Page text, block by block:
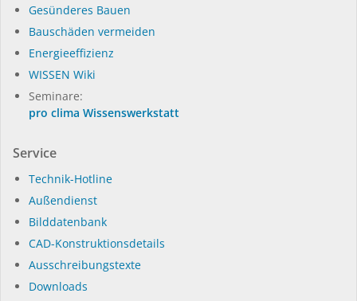
Gesünderes Bauen
Bauschäden vermeiden
Energieeffizienz
WISSEN Wiki
Seminare:
pro clima Wissenswerkstatt
Service
Technik-Hotline
Außendienst
Bilddatenbank
CAD-Konstruktionsdetails
Ausschreibungstexte
Downloads